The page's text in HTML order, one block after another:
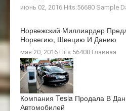
июнь 02, 2016 Hits:56680 Sample
Норвежский Миллиардер
Норвегию, Швецию И Данию
мая 20, 2016 Hits:56408 Главная
Компания Tesla Продала В
Автомобилей